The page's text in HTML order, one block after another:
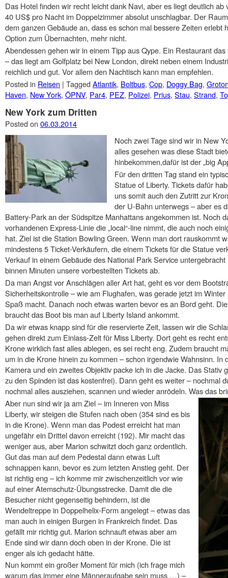
Das Hotel finden wir recht leicht dank Navi, aber es liegt deutlich
40 US$ pro Nacht im Doppelzimmer absolut unschlagbar. Der
dem ganzen Gebäude an, dass es schon mal bessere Zeiten erlebt
Option zum Übernachten, mehr nicht.
Abendessen gehen wir in einem Tipp aus Qype. Ein Restaurant
– das liegt am Golfplatz bei New London, direkt neben einem
reichlich und gut. Vor allem den Nachtisch kann man empfehlen.
Posted in Reisen | Tagged Atlantik, Boltbus, Cop, Doggy Bag,
Haven, New York, ÖPNV, Par4, PEZ, Polizei, Prius, Stau, Strand,
New York zum Dritten
Posted on 06.03.2014
Noch zwei Tage sind wir in New
alles gesehen was diese Stadt
hinbekommen,dafür ist der „big
Für den dritten Tag stand ein
Statue of Liberty. Tickets dafür
uns somit auch den Zutritt zur
der U-Bahn unterwegs – aber es
Battery-Park an der Südspitze Manhattans angekommen ist. Noch
vorhandenen Express-Linie die „local“-line nimmt, die auch noch
hat. Ziel ist die Station Bowling Green. Wenn man dort rauskommt
mindestens 5 Ticket-Verkäufern, die einem Tickets für die Statue
Verkauf in einem Gebäude des National Park Service
binnen Minuten unsere vorbestellten Tickets ab.
Da man Angst vor Anschlägen aller Art hat, geht es vor dem
Sicherheitskontrolle – wie am Flughafen, was gerade jetzt im
Spaß macht. Danach noch etwas warten bevor es an Bord geht.
braucht das Boot bis man auf Liberty Island ankommt.
Da wir etwas knapp sind für die reservierte Zeit, lassen wir die
gehen direkt zum Einlass-Zelt für Miss Liberty. Dort geht es recht
Krone wirklich fast alles ablegen, es sei recht eng. Zudem braucht
um in die Krone hinein zu kommen – schon irgendwie Wahnsinn. In
Kamera und ein zweites Objektiv packe ich in die Jacke. Das Stativ
zu den Spinden ist das kostenfrei). Dann geht es weiter – nochmal
nochmal alles ausziehen, scannen und wieder anrödeln. Was das
Aber nun sind wir ja am Ziel – im Inneren von Miss
Liberty, wir steigen die Stufen nach oben (354 sind es bis
in die Krone). Wenn man das Podest erreicht hat man
ungefähr ein Drittel davon erreicht (192). Mir macht das
weniger aus, aber Marion schwitzt doch ganz ordentlich.
Gut das man auf dem Pedestal dann etwas Luft
schnappen kann, bevor es zum letzten Anstieg geht. Der
ist richtig eng – ich komme mir zwischenzeitlich vor wie
auf einer Atemschutz-Übungsstrecke. Damit die die
Besucher nicht gegenseitig behindern, ist die
Wendeltreppe in Doppelhelix-Form angelegt – etwas das
man auch in einigen Burgen in Frankreich findet. Das
gefällt mir richtig gut. Marion schnauft etwas aber am
Ende sind wir dann doch oben in der Krone. Die ist
enger als ich gedacht hätte.
Nun kommt ein großer Moment für mich (ich frage mich
warum das immer eine Männeraufgabe sein muss …) –